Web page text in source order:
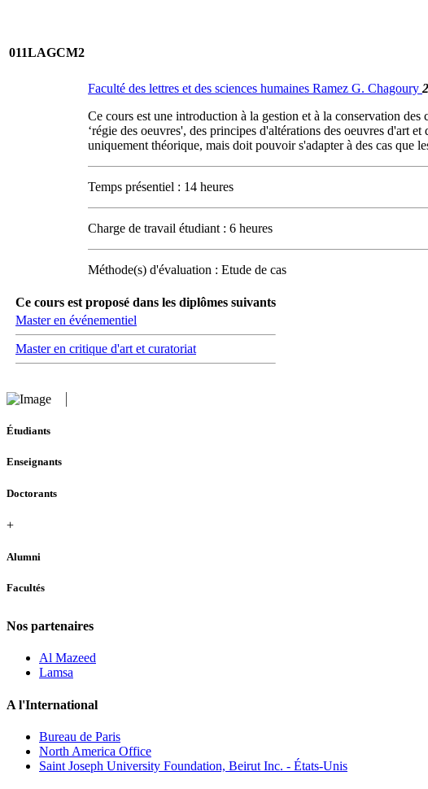
011LAGCM2
Faculté des lettres et des sciences humaines Ramez G. Chagoury
Ce cours est une introduction à la gestion et à la conservation
‘régie des oeuvres', des principes d'altérations des oeuvres d'art
uniquement théorique, mais doit pouvoir s'adapter à des cas que
Temps présentiel : 14 heures
Charge de travail étudiant : 6 heures
Méthode(s) d'évaluation : Etude de cas
Ce cours est proposé dans les diplômes suivants
Master en événementiel
Master en critique d'art et curatoriat
Étudiants
Enseignants
Doctorants
+
Alumni
Facultés
Nos partenaires
Al Mazeed
Lamsa
A l'International
Bureau de Paris
North America Office
Saint Joseph University Foundation, Beirut Inc. - États-Unis